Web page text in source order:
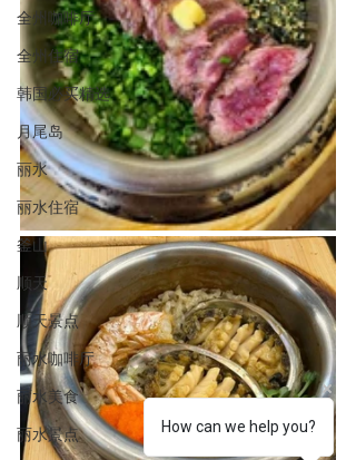
全州咖啡厅
全州住宿
韩国必买精选
月尾岛
丽水
丽水住宿
釜山
顺天
顺天景点
丽水咖啡厅
丽水美食
丽水景点
How can we help you?